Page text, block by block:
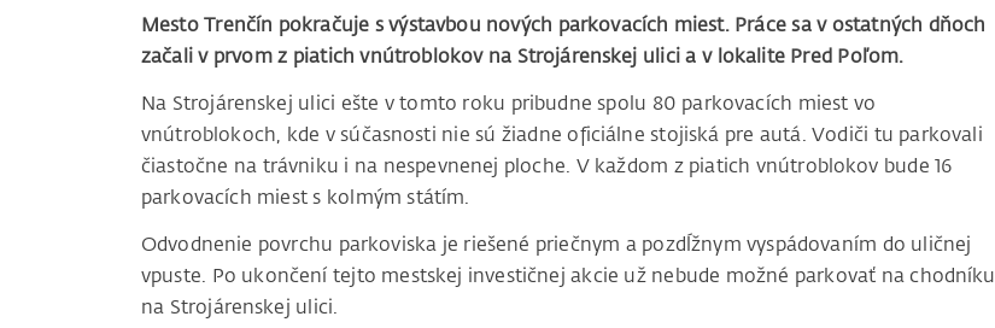
Mesto Trenčín pokračuje s výstavbou nových parkovacích miest. Práce sa v ostatných dňoch
začali v prvom z piatich vnútroblokov na Strojárenskej ulici a v lokalite Pred Poľom.
Na Strojárenskej ulici ešte v tomto roku pribudne spolu 80 parkovacích miest vo
vnútroblokoch, kde v súčasnosti nie sú žiadne oficiálne stojiská pre autá. Vodiči tu parkovali
čiastočne na trávniku i na nespevnenej ploche. V každom z piatich vnútroblokov bude 16
parkovacích miest s kolmým státím.
Odvodnenie povrchu parkoviska je riešené priečnym a pozdĺžnym vyspádovaním do uličnej
vpuste. Po ukončení tejto mestskej investičnej akcie už nebude možné parkovať na chodníku
na Strojárenskej ulici.